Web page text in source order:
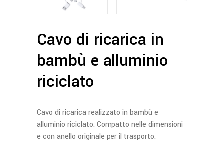
Cavo di ricarica in
bambù e alluminio
riciclato
Cavo di ricarica realizzato in bambù e
alluminio riciclato. Compatto nelle dimensioni
e con anello originale per il trasporto.